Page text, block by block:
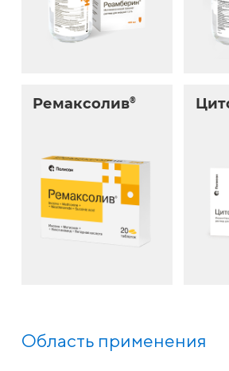
Ремаксолив®
Область применения